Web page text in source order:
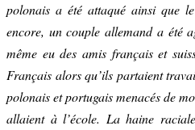
polonais a été attaqué ainsi que
encore, un couple allemand a été
même eu des amis français et
Français alors qu’ils partaient
polonais et portugais menacés de
allaient à l’école. La haine